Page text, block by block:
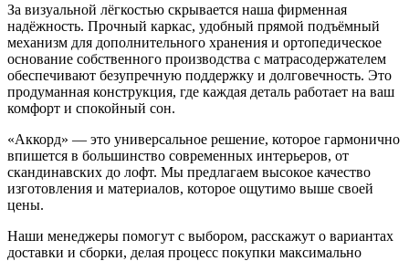
За визуальной лёгкостью скрывается наша фирменная
надёжность. Прочный каркас, удобный прямой подъёмный
механизм для дополнительного хранения и ортопедическое
основание собственного производства с матрасодержателем
обеспечивают безупречную поддержку и долговечность. Это
продуманная конструкция, где каждая деталь работает на ваш
комфорт и спокойный сон.
«Аккорд» — это универсальное решение, которое гармонично
впишется в большинство современных интерьеров, от
скандинавских до лофт. Мы предлагаем высокое качество
изготовления и материалов, которое ощутимо выше своей
цены.
Наши менеджеры помогут с выбором, расскажут о вариантах
доставки и сборки, делая процесс покупки максимально